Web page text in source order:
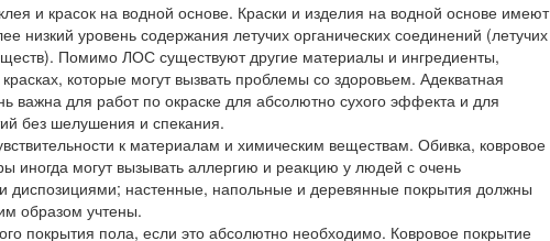
и красок на водной основе. Краски и изделия на водной основе имеют
низкий уровень содержания летучих органических соединений (летучих
Помимо ЛОС существуют другие материалы и ингредиенты,
которые могут вызвать проблемы со здоровьем. Адекватная
важна для работ по окраске для абсолютно сухого эффекта и для
без шелушения и спекания.
к материалам и химическим веществам. Обивка, ковровое
иногда могут вызывать аллергию и реакцию у людей с очень
диспозициями; настенные, напольные и деревянные покрытия должны
образом учтены.
покрытия пола, если это абсолютно необходимо. Ковровое покрытие